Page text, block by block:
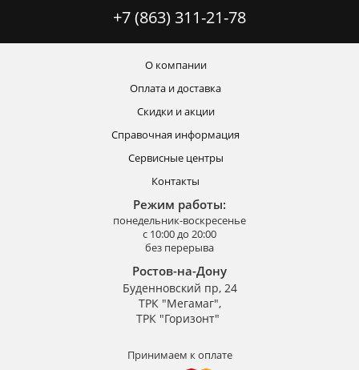
+7 (863) 311-21-78
О компании
Оплата и доставка
Скидки и акции
Справочная информация
Сервисные центры
Контакты
Режим работы:
понедельник-воскресенье
с 10:00 до 20:00
без перерыва
Ростов-на-Дону
Буденновский пр, 24
ТРК "Мегамаг",
ТРК "Горизонт"
Принимаем к оплате